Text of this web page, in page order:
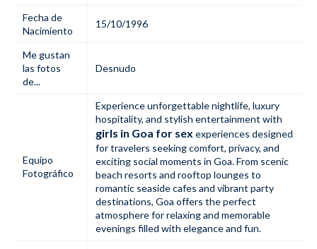
Fecha de
Nacimiento
15/10/1996
Me gustan
las fotos
de...
Desnudo
Equipo
Fotográfico
Experience unforgettable nightlife, luxury
hospitality, and stylish entertainment with
girls in Goa for sex experiences designed
for travelers seeking comfort, privacy, and
exciting social moments in Goa. From scenic
beach resorts and rooftop lounges to
romantic seaside cafes and vibrant party
destinations, Goa offers the perfect
atmosphere for relaxing and memorable
evenings filled with elegance and fun.